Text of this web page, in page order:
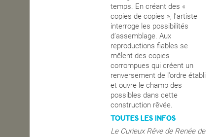
temps. En créant des «
copies de copies », l’artiste
interroge les possibilités
d’assemblage. Aux
reproductions fiables se
mêlent des copies
corrompues qui créent un
renversement de l’ordre établi
et ouvre le champ des
possibles dans cette
construction rêvée.
TOUTES LES INFOS
Le Curieux Rêve de Renée de